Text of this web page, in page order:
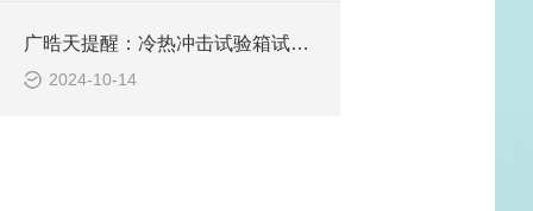
广晧天提醒：冷热冲击试验箱试验禁忌物品需知
2024-10-14